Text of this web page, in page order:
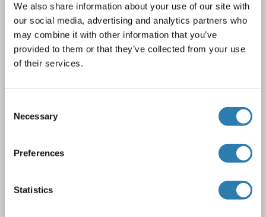
We also share information about your use of our site with
our social media, advertising and analytics partners who
may combine it with other information that you’ve
provided to them or that they’ve collected from your use
of their services.
Selection
Necessary
Preferences
Statistics
High Sensitivity APOB Reactivité: Souris
Colorimetric
Sandwich ELISA
6.25 ng/mL - 400 ng/mL Plasma, Serum
1 image
N° du produit ABIN6999465